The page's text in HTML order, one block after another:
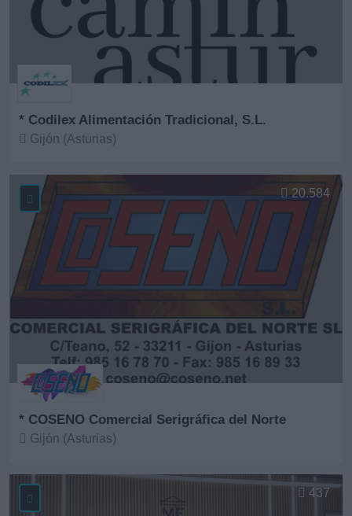
* Codilex Alimentación Tradicional, S.L.
Gijón (Asturias)
* COSENO Comercial Serigráfica del Norte
Gijón (Asturias)
20.584
437